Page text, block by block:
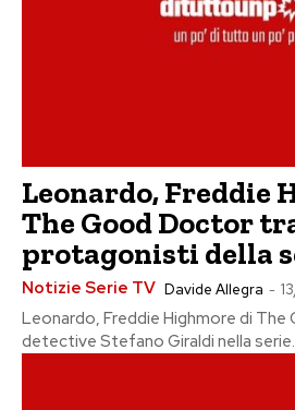
Leonardo, Freddie
The Good Doctor
protagonisti della
Notizie Serie TV Davide Allegra -
Leonardo, Freddie Highmore di The
detective Stefano Giraldi nella